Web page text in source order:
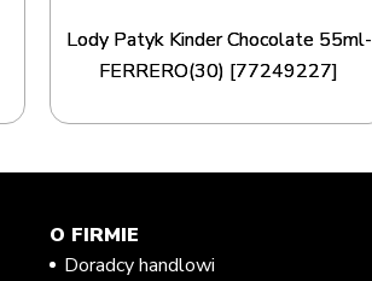
Lody Patyk Kinder Chocolate 55ml-
FERRERO(30) [77249227]
O FIRMIE
Doradcy handlowi